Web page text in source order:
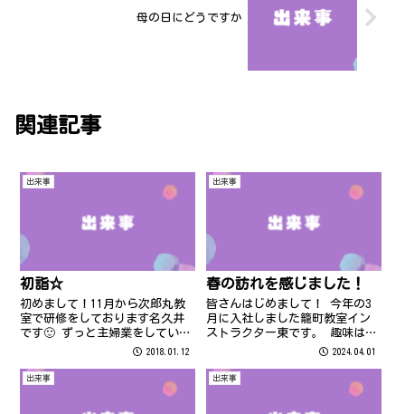
母の日にどうですか
関連記事
出来事
初詣☆
初めまして！11月から次郎丸教
室で研修をしております名久井
です🙂 ずっと主婦業をしていた
ので、初めてのことだらけで緊
うぞよろしくお願いします😵 こ
こ数日、本当に寒い毎日です
2018.01.12
出来事
春の訪れを感じました！
皆さんはじめまして！ 今年の3
月に入社しました籠町教室イン
ストラクター東です。 趣味は喫
茶店巡りです！ これからよろし
暖かくなり、 過ごしやすくなっ
てきましたね。 天気がいい日に
2024.04.01
出来事 出来事